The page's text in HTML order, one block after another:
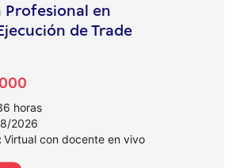
Profesional en
de Trade
horas
2026
Virtual con docente en vivo